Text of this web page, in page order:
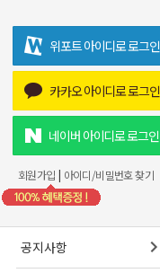
위포트 아이디로 로그인
카카오 아이디로 로그인
네이버 아이디로 로그인
회원가입 | 아이디/비밀번호 찾기
공지사항